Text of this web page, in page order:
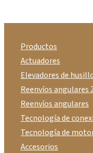
Productos
Actuadores
Elevadores de
Reenvíos angulares
Reenvíos angulares
Tecnología de
Tecnología de
Accesorios